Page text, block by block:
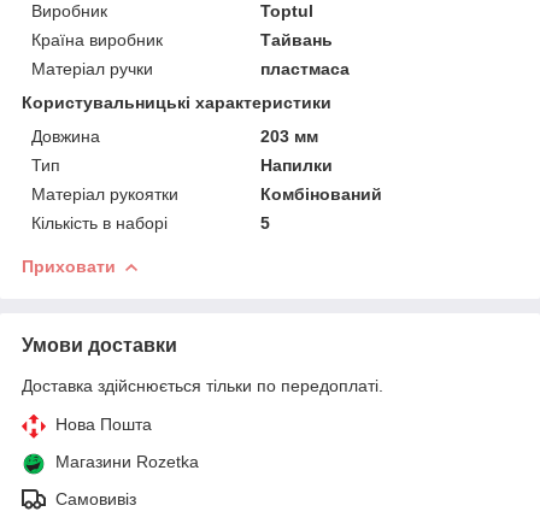
Виробник
Toptul
Країна виробник
Тайвань
Матеріал ручки
пластмаса
Користувальницькі характеристики
Довжина
203 мм
Тип
Напилки
Матеріал рукоятки
Комбінований
Кількість в наборі
5
Приховати
Умови доставки
Доставка здійснюється тільки по передоплаті.
Нова Пошта
Магазини Rozetka
Самовивіз